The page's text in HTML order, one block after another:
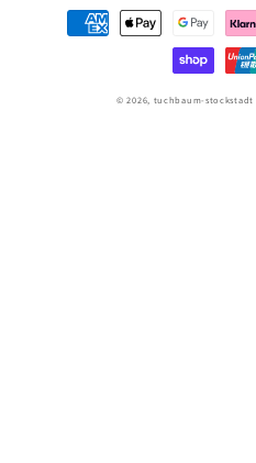
Zahlungsmethoden
© 2026, tuchbaum-stockstadt